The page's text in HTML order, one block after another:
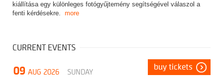
kiállítása egy különleges fotógyűjtemény segítségével válaszol a
fenti kérdésekre. more
CURRENT EVENTS
09 AUG 2026 SUNDAY
buy tickets